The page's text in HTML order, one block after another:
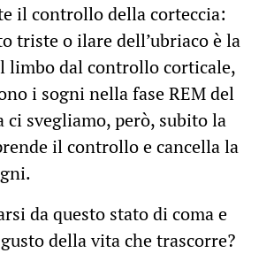
il controllo della corteccia:
triste o ilare dell’ubriaco è la
limbo dal controllo corticale,
i sogni nella fase REM del
ci svegliamo, però, subito la
il controllo e cancella la
da questo stato di coma e
della vita che trascorre?